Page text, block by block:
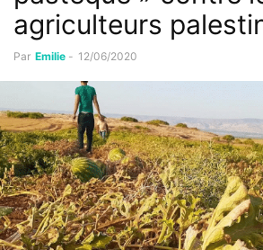
agriculteurs
Par Emilie - 12/06/2020